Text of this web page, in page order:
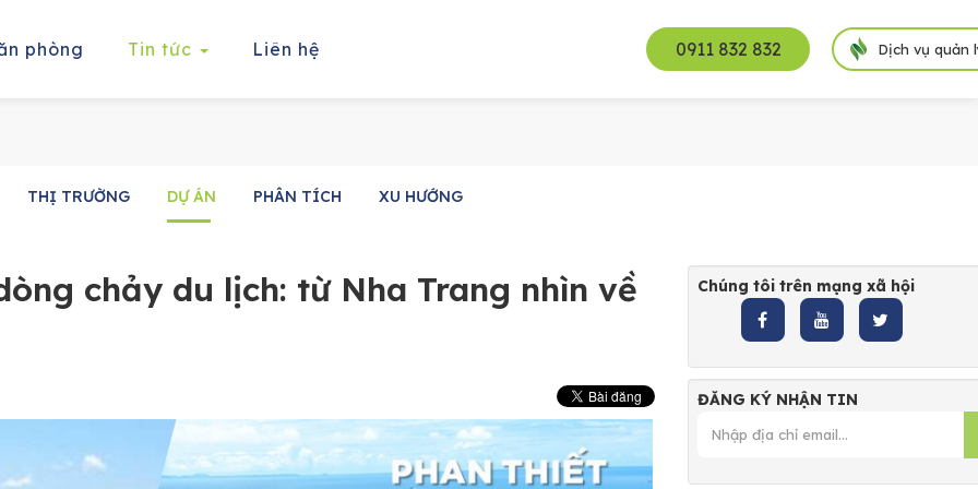
phòng Tin tức Liên hệ 0911 832 832 Dịch vụ quản
THỊ TRƯỜNG DỰ ÁN PHÂN TÍCH XU HƯỚNG
chảy du lịch: từ Nha Trang nhìn về Chúng tôi trên mạng xã hội
ĐĂNG KÝ NHẬN TIN